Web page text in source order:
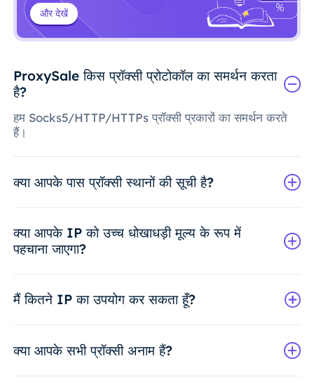
और देखें
ProxySale किस प्रॉक्सी प्रोटोकॉल का समर्थन करता
है?
हम Socks5/HTTP/HTTPs प्रॉक्सी प्रकारों का समर्थन करते
हैं।
क्या आपके पास प्रॉक्सी स्थानों की सूची है?
क्या आपके IP को उच्च धोखाधड़ी मूल्य के रूप में
पहचाना जाएगा?
मैं कितने IP का उपयोग कर सकता हूँ?
क्या आपके सभी प्रॉक्सी अनाम हैं?